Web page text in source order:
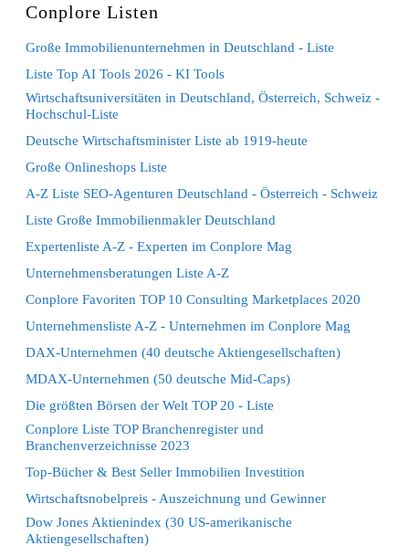
Conplore Listen
Große Immobilienunternehmen in Deutschland - Liste
Liste Top AI Tools 2026 - KI Tools
Wirtschaftsuniversitäten in Deutschland, Österreich, Schweiz -
Hochschul-Liste
Deutsche Wirtschaftsminister Liste ab 1919-heute
Große Onlineshops Liste
A-Z Liste SEO-Agenturen Deutschland - Österreich - Schweiz
Liste Große Immobilienmakler Deutschland
Expertenliste A-Z - Experten im Conplore Mag
Unternehmensberatungen Liste A-Z
Conplore Favoriten TOP 10 Consulting Marketplaces 2020
Unternehmensliste A-Z - Unternehmen im Conplore Mag
DAX-Unternehmen (40 deutsche Aktiengesellschaften)
MDAX-Unternehmen (50 deutsche Mid-Caps)
Die größten Börsen der Welt TOP 20 - Liste
Conplore Liste TOP Branchenregister und
Branchenverzeichnisse 2023
Top-Bücher & Best Seller Immobilien Investition
Wirtschaftsnobelpreis - Auszeichnung und Gewinner
Dow Jones Aktienindex (30 US-amerikanische
Aktiengesellschaften)